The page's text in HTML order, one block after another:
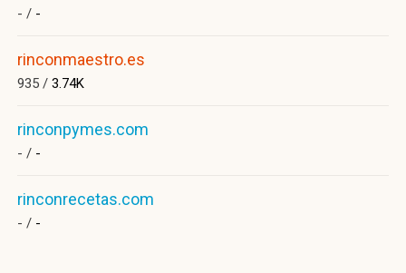
- / -
rinconmaestro.es
935 / 3.74K
rinconpymes.com
- / -
rinconrecetas.com
- / -